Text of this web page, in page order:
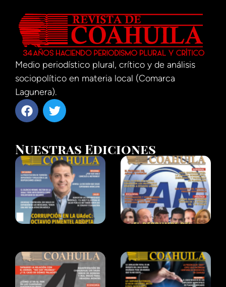
Medio periodístico plural, crítico y de análisis
sociopolítico en materia local (Comarca
Lagunera).
Nuestras Ediciones